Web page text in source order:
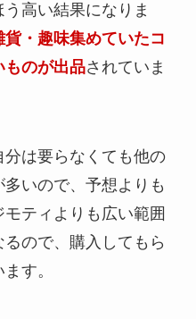
高い結果になりま
・趣味集めていたコ
ものが出品されていま
は要らなくても他の
いので、予想よりも
ティよりも広い範囲
ので、購入してもら
す。